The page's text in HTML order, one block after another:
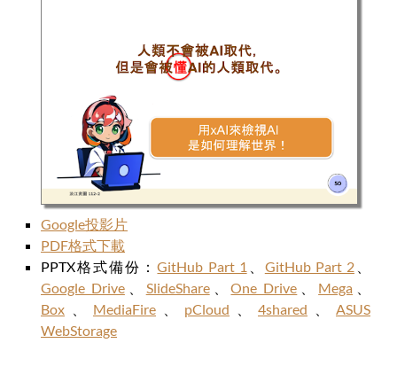
Google投影片
PDF格式下載
PPTX格式備份：GitHub Part 1 GitHub Part 2、
Google Drive、 SlideShare、One Drive Mega
Box
MediaFire pCloud 4shared
ASUS
WebStorage